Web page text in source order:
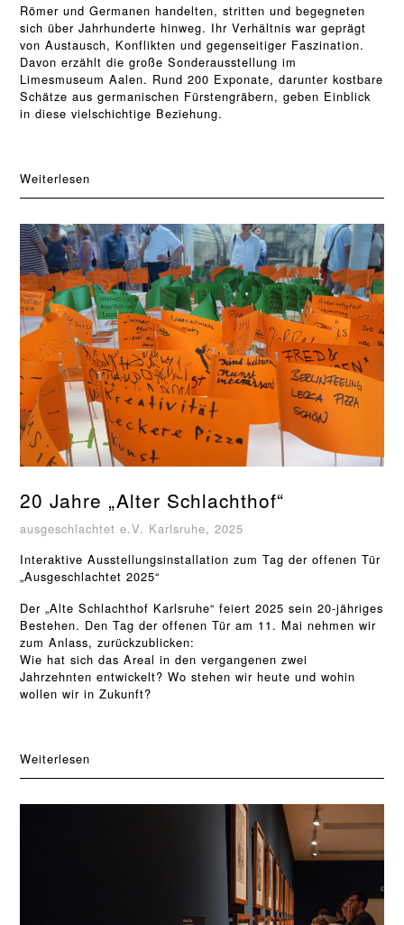
Römer und Germanen handelten, stritten und begegneten
sich über Jahrhunderte hinweg. Ihr Verhältnis war geprägt
von Austausch, Konflikten und gegenseitiger Faszination.
Davon erzählt die große Sonderausstellung im
Limesmuseum Aalen. Rund 200 Exponate, darunter kostbare
Schätze aus germanischen Fürstengräbern, geben Einblick
in diese vielschichtige Beziehung.
Weiterlesen
20 Jahre „Alter Schlachthof“
ausgeschlachtet e.V. Karlsruhe, 2025
Interaktive Ausstellungsinstallation zum Tag der offenen Tür
„Ausgeschlachtet 2025“
Der „Alte Schlachthof Karlsruhe“ feiert 2025 sein 20-jähriges
Bestehen. Den Tag der offenen Tür am 11. Mai nehmen wir
zum Anlass, zurückzublicken:
Wie hat sich das Areal in den vergangenen zwei
Jahrzehnten entwickelt? Wo stehen wir heute und wohin
wollen wir in Zukunft?
Weiterlesen